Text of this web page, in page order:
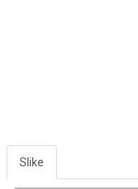
Slike